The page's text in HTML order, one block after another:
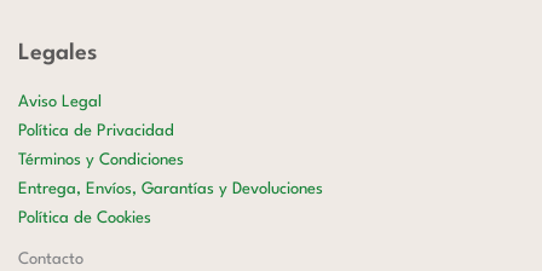
Legales
Aviso Legal
Política de Privacidad
Términos y Condiciones
Entrega, Envíos, Garantías y Devoluciones
Política de Cookies
Contacto